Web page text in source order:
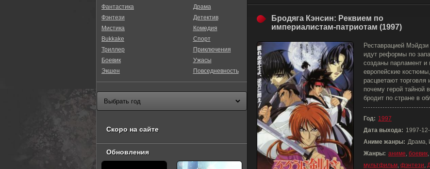
Бродяга Кэнсин: Реквием по
империалистам-патриотам (1997)
Реставрацией
идут реформы по
созданы парламент и
европейские
расцветают торговля
почему герой тайной
бродит по стране в
Год: 1997
Дата выхода: 1997-
Аниме жанры: Драма,
Жанры: аниме, боевик,
мультфильм, фэнтези,
Фантастика
Фэнтези
Мистика
Bukkake
Триллер
Боевик
Экшен
Драма
Детектив
Комедия
Спорт
Приключения
Ужасы
Повседневность
Скоро на сайте
Обновления